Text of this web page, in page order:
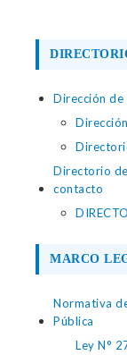
Dirección de
Directorio
contacto
MARCO
Normativa
Pública
Ley N°